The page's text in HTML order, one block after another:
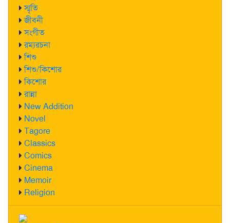
স্মৃতি
জীবনী
সংগীত
রম্যরচনা
শিশু
শিশু/কিশোর
কিশোর
রান্না
New Addition
Novel
Tagore
Classics
Comics
Cinema
Memoir
Religion